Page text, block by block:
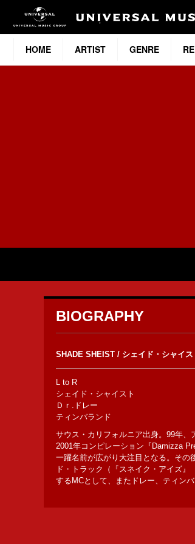
HOME ARTIST GENRE
BIOGRAPHY
SHADE SHEIST / シェイド・シャイス
L to R
シェイド・シャイスト
Ｄｒ.ドレー
ティンバランド
サウス・カリフォルニア出身。99年
2001年コンピレーション『Damizza
一躍名前が広がり大注目となる。その
ド・トラック（『スネイク・アイズ
するMCとして、またドレー、ティン